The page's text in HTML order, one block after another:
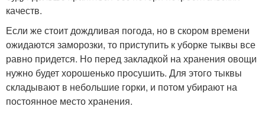
качеств.
Если же стоит дождливая погода, но в скором времени
ожидаются заморозки, то приступить к уборке тыквы все
равно придется. Но перед закладкой на хранения овощи
нужно будет хорошенько просушить. Для этого тыквы
складывают в небольшие горки, и потом убирают на
постоянное место хранения.